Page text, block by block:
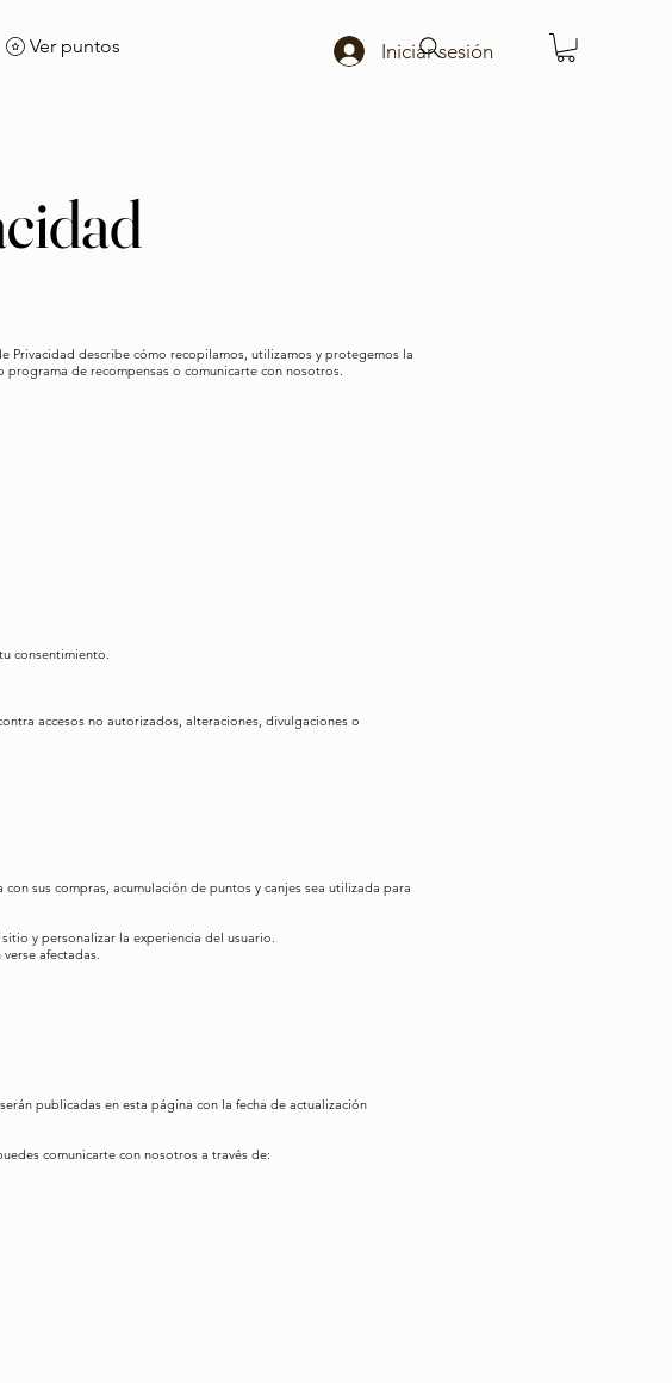
Ver puntos Iniciar sesión
Privacidad describe cómo recopilamos, utilizamos y protegemos la
de recompensas o comunicarte con nosotros.
consentimiento.
accesos no autorizados, alteraciones, divulgaciones o
sus compras, acumulación de puntos y canjes sea utilizada para
y personalizar la experiencia del usuario.
afectadas.
publicadas en esta página con la fecha de actualización
comunicarte con nosotros a través de: